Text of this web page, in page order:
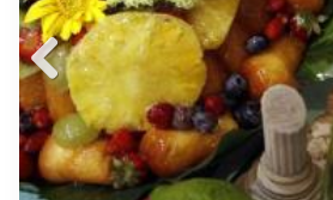
Previ
ous